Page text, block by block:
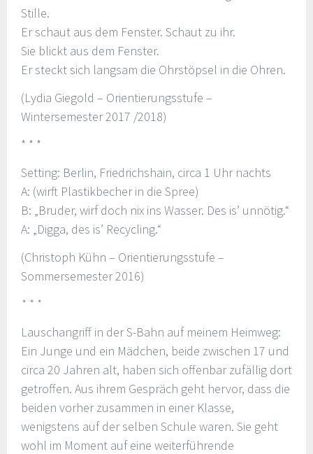
Stille.
Er schaut aus dem Fenster. Schaut zu ihr.
Sie blickt aus dem Fenster.
Er steckt sich langsam die Ohrstöpsel in die Ohren.
(Lydia Giegold – Orientierungsstufe –
Wintersemester 2017 /2018)
* * *
Setting: Berlin, Friedrichshain, circa 1 Uhr nachts
A: (wirft Plastikbecher in die Spree)
B: „Bruder, wirf doch nix ins Wasser. Des is’ unnötig.“
A: „Digga, des is’ Recycling.“
(Christoph Kühn – Orientierungsstufe –
Sommersemester 2016)
* * *
Lauschangriff in der S-Bahn auf meinem Heimweg:
Ein Junge und ein Mädchen, beide zwischen 17 und
circa 20 Jahren alt, haben sich offenbar zufällig dort
getroffen. Aus ihrem Gespräch geht hervor, dass die
beiden vorher zusammen in einer Klasse,
wenigstens auf der selben Schule waren. Sie geht
wohl im Moment auf eine weiterführende